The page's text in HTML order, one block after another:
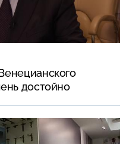
достойно